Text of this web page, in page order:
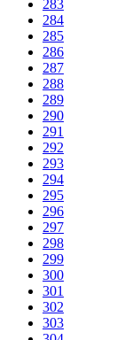
283
284
285
286
287
288
289
290
291
292
293
294
295
296
297
298
299
300
301
302
303